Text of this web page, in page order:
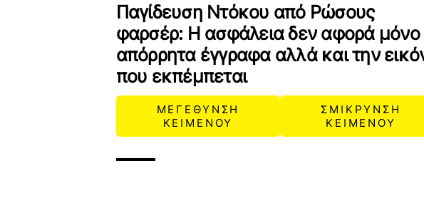
Παγίδευση Ντόκου από Ρώσους
φαρσέρ: Η ασφάλεια δεν αφορά μόνο
απόρρητα έγγραφα αλλά και την
που εκπέμπεται
ΜΕΓΕΘΥΝΣΗ
ΚΕΙΜΕΝΟΥ
ΣΜΙΚΡΥΝΣΗ
ΚΕΙΜΕΝΟΥ